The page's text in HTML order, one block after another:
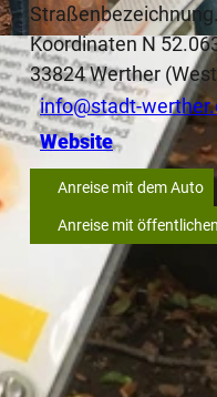
Koordinaten N
33824Werther
info@stadt-
Website
Anreise mit dem Auto
Anreise mit